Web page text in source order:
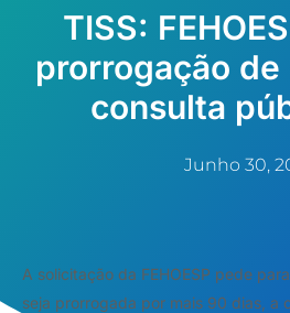
TISS:
prorrogação
consulta
Junho 30,
A solicitação da FEHOESP pede
seja prorrogada por mais 90 dias, a